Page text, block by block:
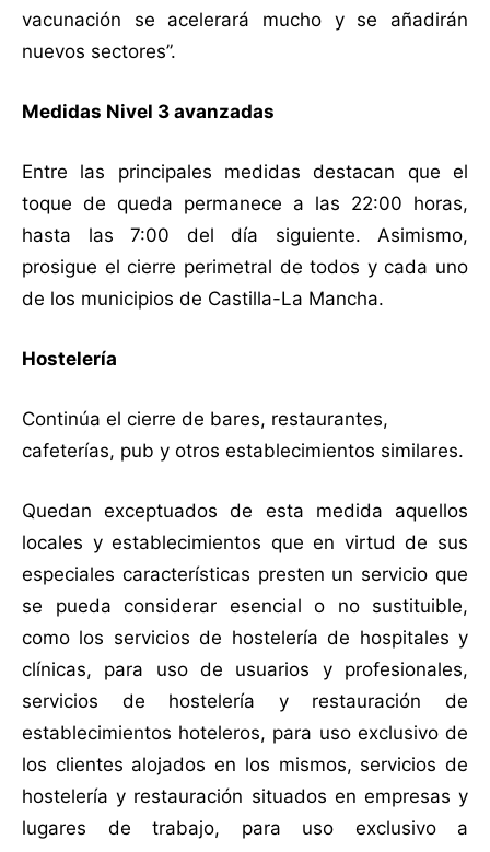
vacunación se acelerará mucho y se añadirán
nuevos sectores”.
Medidas Nivel 3 avanzadas
Entre las principales medidas destacan que el
toque de queda permanece a las 22:00 horas,
hasta las 7:00 del día siguiente. Asimismo,
prosigue el cierre perimetral de todos y cada uno
de los municipios de Castilla-La Mancha.
Hostelería
Continúa el cierre de bares, restaurantes,
cafeterías, pub y otros establecimientos similares.
Quedan exceptuados de esta medida aquellos
locales y establecimientos que en virtud de sus
especiales características presten un servicio que
se pueda considerar esencial o no sustituible,
como los servicios de hostelería de hospitales y
clínicas, para uso de usuarios y profesionales,
servicios de hostelería y restauración de
establecimientos hoteleros, para uso exclusivo de
los clientes alojados en los mismos, servicios de
hostelería y restauración situados en empresas y
lugares de trabajo, para uso exclusivo a